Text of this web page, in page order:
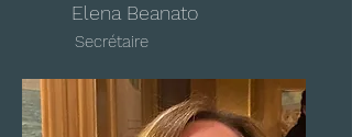
Elena Beanato
Secrétaire